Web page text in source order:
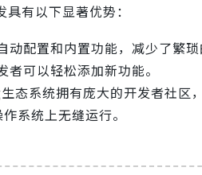
有以下显著优势：
配置和内置功能，减少了繁琐
可以轻松添加新功能。
态系统拥有庞大的开发者社区
系统上无缝运行。